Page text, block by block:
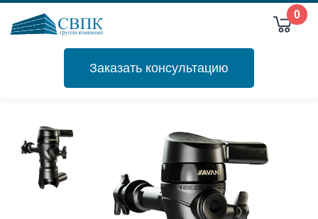
0
Заказать консультацию